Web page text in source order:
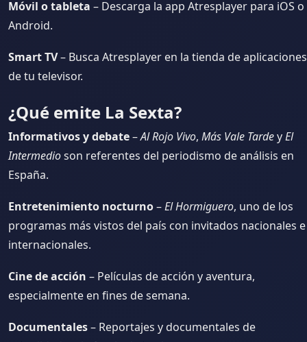
Móvil o tableta – Descarga la app Atresplayer para iOS o
Android.
Smart TV– Busca Atresplayer en la tienda de aplicaciones
de tu televisor.
¿Qué emite La Sexta?
Informativos y debate–Al Rojo Vivo, Más Vale TardeyEl
Intermedioson referentes del periodismo de análisis en
España.
Entretenimiento nocturno–El Hormiguero, uno de los
programas más vistos del país con invitados nacionales e
internacionales.
Cine de acción – Películas de acción y aventura,
especialmente en fines de semana.
Documentales– Reportajes y documentales de